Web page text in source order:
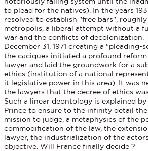
to plead for the natives). In the years
resolved to establish "free bars",
metropolis, a liberal attempt without a
war and the conflicts of decolonization.
December 31, 1971 creating a
the caciques initiated a profound
lawyer and laid the groundwork for a
ethics (institution of a national
it legislative power in this area). It was
the lawyers that the decree of ethics
Such a linear deontology is explained
Prince to ensure to the infinity detail
mission to judge, a metaphysics of the
commodification of the law, the
lawyer, the industrialization of the
objective. Will France finally decide ?